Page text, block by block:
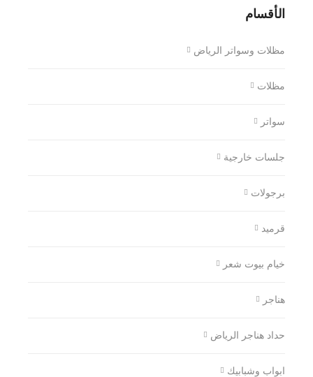
الأقسام
مظلات وسواتر الرياض
مظلات
سواتر
جلسات خارجية
برجولات
قرميد
خيام بيوت شعر
هناجر
حداد هناجر الرياض
ابواب وشبابيك